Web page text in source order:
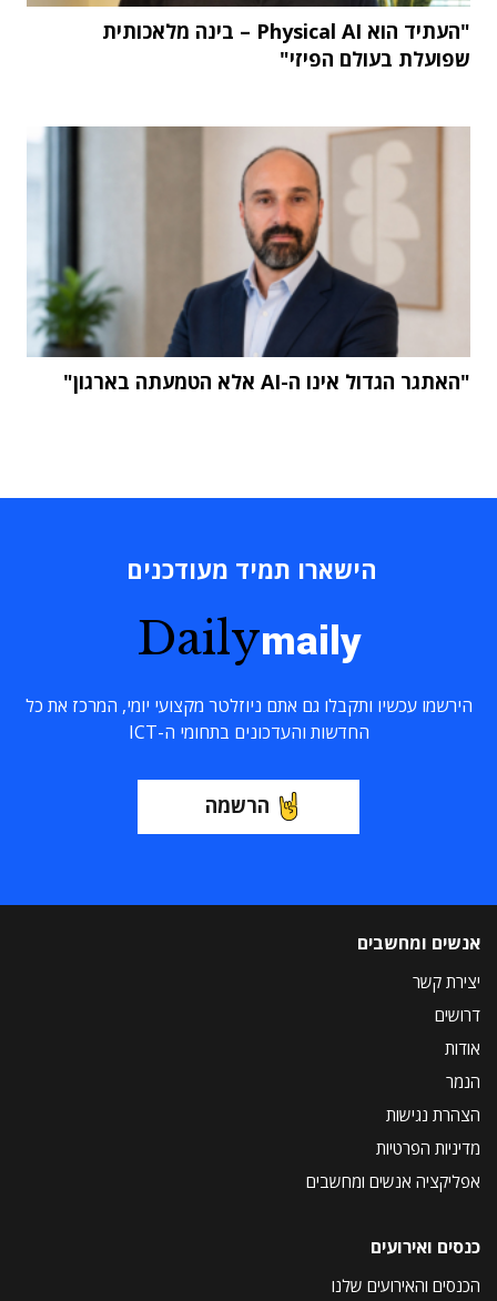
"העתיד הוא Physical AI – בינה מלאכותית
שפועלת בעולם הפיזי"
"האתגר הגדול אינו ה-AI אלא הטמעתה בארגון"
הישארו תמיד מעודכנים
Dailymaily
הירשמו עכשיו ותקבלו גם אתם ניוזלטר מקצועי יומי, המרכז את כל
החדשות והעדכונים בתחומי ה-ICT
הרשמה
אנשים ומחשבים
יצירת קשר
דרושים
אודות
הנמר
הצהרת נגישות
מדיניות הפרטיות
אפליקציה אנשים ומחשבים
כנסים ואירועים
הכנסים והאירועים שלנו